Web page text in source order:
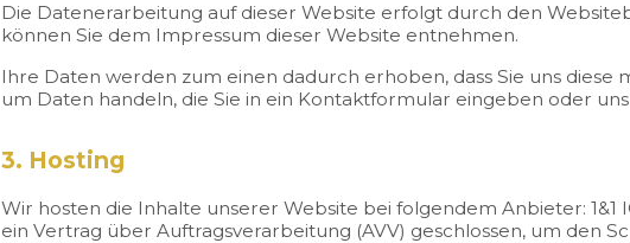
Die Datenerarbeitung auf dieser Website erfolgt durch den
können Sie dem Impressum dieser Website entnehmen.
Ihre Daten werden zum einen dadurch erhoben, dass Sie uns diese
um Daten handeln, die Sie in ein Kontaktformular eingeben oder
3. Hosting
Wir hosten die Inhalte unserer Website bei folgendem Anbieter: 1&1
ein Vertrag über Auftragsverarbeitung (AVV) geschlossen, um den